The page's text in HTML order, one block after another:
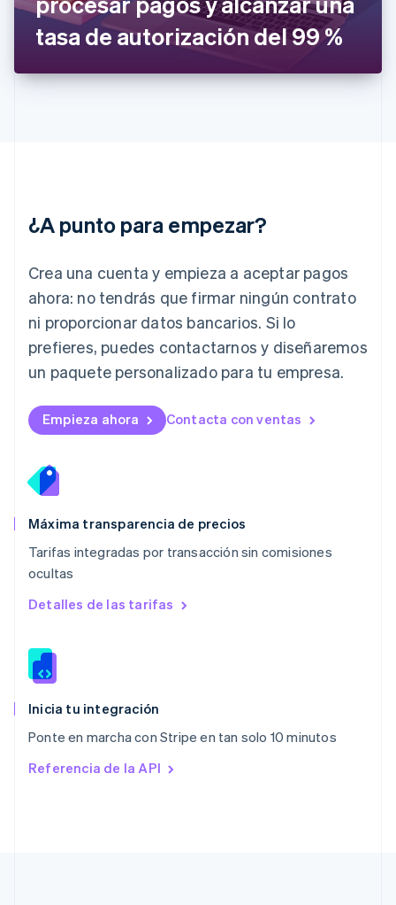
tasa de autorización del 99 %
¿A punto para empezar?
Crea una cuenta y empieza a aceptar pagos
ahora: no tendrás que firmar ningún contrato
ni proporcionar datos bancarios. Si lo
prefieres, puedes contactarnos y diseñaremos
un paquete personalizado para tu empresa.
Empieza ahora Contacta con ventas
Máxima transparencia de precios
Tarifas integradas por transacción sin comisiones
ocultas
Detalles de las tarifas
Inicia tu integración
Ponte en marcha con Stripe en tan solo 10 minutos
Referencia de la API
English
Hungría
India
Letonia
English
Deutsch English
Lituania
English
Luxemburgo
Français DeutschEnglish
English简体中文
English
México
Noruega
English
English
NederlandsEnglish
Polonia
English
RAE de Hong Kong, China
Reino Unido
English
English
English